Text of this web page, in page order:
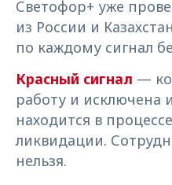
Светофор+ уже
из России и
по каждому сигнал
Красный сигнал —
работу и исключена
находится в
ликвидации.
нельзя.